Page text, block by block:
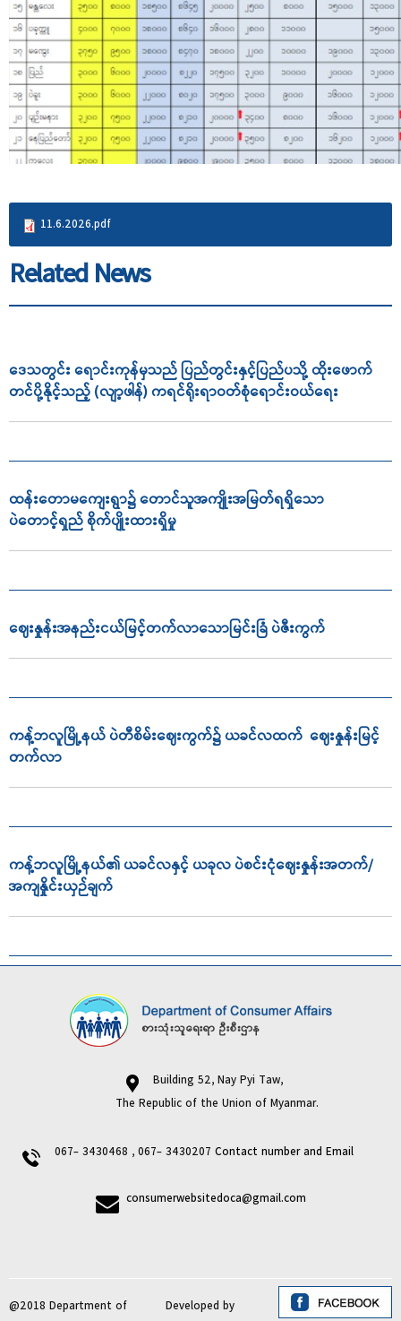
11.6.2026.pdf
Related News
ဒေသတွင်း ရောင်းကုန်မှသည် ပြည်တွင်းနှင့်ပြည်ပသို့ ထိုးဖောက်
တင်ပို့နိုင့်သည့် (လျာ့ဖါန်) ကရင်ရိုးရာဝတ်စုံရောင်းဝယ်ရေး
ထန်းတောမကျေးရွာ၌ တောင်သူအကျိုးအမြတ်ရရှိသော
ပဲတောင့်ရှည် စိုက်ပျိုးထားရှိမှု
ဈေးနှုန်းအနည်းငယ်မြင့်တက်လာသောမြင်းခြံ ပဲဇီးကွက်
ကန့်ဘလူမြို့နယ် ပဲတီစိမ်းဈေးကွက်၌ ယခင်လထက် ဈေးနှုန်းမြင့်
တက်လာ
ကန့်ဘလူမြို့နယ်၏ ယခင်လနှင့် ယခုလ ပဲစင်းငုံဈေးနှုန်းအတက်/
အကျနှိုင်းယှဉ်ချက်
Building 52, Nay Pyi Taw,
The Republic of the Union of Myanmar.
067- 3430468 , 067- 3430207 Contact number and Email
consumerwebsitedoca@gmail.com
@2018 Department of Developed by